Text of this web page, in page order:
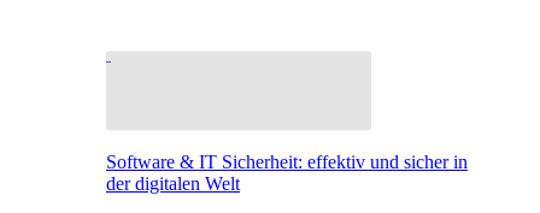
Software & IT Sicherheit: effektiv und sicher in
der digitalen Welt